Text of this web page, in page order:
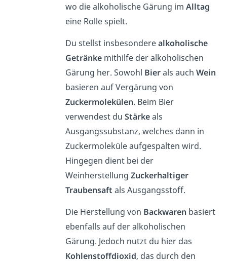
wo die alkoholische Gärung imAlltag
eine Rolle spielt.
Du stellst insbesonderealkoholische
Getränke mithilfe der alkoholischen
Gärung her. Sowohl Bierals auchWein
basieren auf Vergärung von
Zuckermolekülen. Beim Bier
verwendest duStärkeals
Ausgangssubstanz, welches dann in
Zuckermoleküle aufgespalten wird.
Hingegen dient bei der
WeinherstellungZuckerhaltiger
Traubensaft als Ausgangsstoff.
Die Herstellung von Backwaren basiert
ebenfalls auf der alkoholischen
Gärung. Jedoch nutzt du hier das
Kohlenstoffdioxid, das durch den